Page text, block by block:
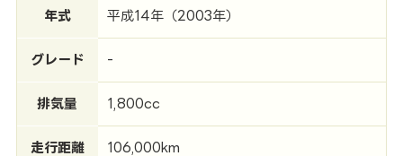
年式 平成14年（2003年）
グレード -
排気量 1,800cc
走行距離 106,000km